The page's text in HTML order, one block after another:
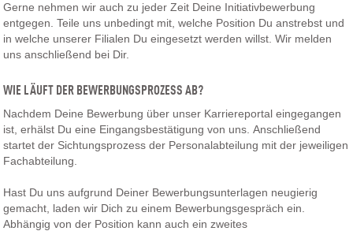
Gerne nehmen wir auch zu jeder Zeit Deine Initiativbewerbung
entgegen. Teile uns unbedingt mit, welche Position Du anstrebst und
in welche unserer Filialen Du eingesetzt werden willst. Wir melden
uns anschließend bei Dir.
WIE LÄUFT DER BEWERBUNGSPROZESS AB?
Nachdem Deine Bewerbung über unser Karriereportal eingegangen
ist, erhälst Du eine Eingangsbestätigung von uns. Anschließend
startet der Sichtungsprozess der Personalabteilung mit der jeweiligen
Fachabteilung.
Hast Du uns aufgrund Deiner Bewerbungsunterlagen neugierig
gemacht, laden wir Dich zu einem Bewerbungsgespräch ein.
Abhängig von der Position kann auch ein zweites